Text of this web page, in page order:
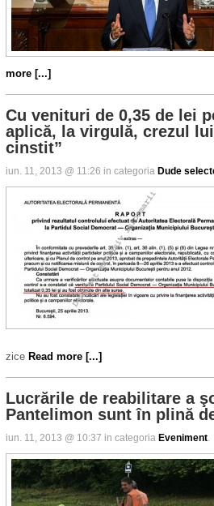
more [...]
Cu venituri de 0,35 de lei
aplică, la virgulă, crezul
cinstit”
iun. 11, 2013 @ 11:26 in categoria Dude
zice Read more [...]
Lucrările de reabilitare a
Pantelimon sunt în plină
iun. 11, 2013 @ 10:37 in categoria Eveniment.